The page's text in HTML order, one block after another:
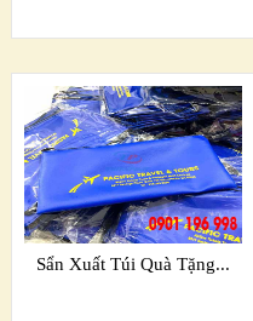
Sẩn Xuất Túi Quà Tặng...